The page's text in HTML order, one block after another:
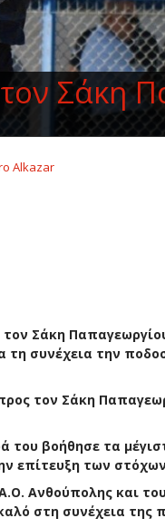
Σάκη
Σάκη
συνέχεια την
τον Σάκη
βοήθησε τα
επίτευξη των
Ανθούπολης και
στη συνέχεια της